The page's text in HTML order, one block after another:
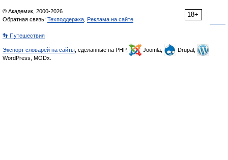
18+
© Академик, 2000-2026
Обратная связь: Техподдержка Реклама на сайте
👣 Путешествия
Экспорт словарей на сайты , сделанные на PHP, Joomla,
Drupal,
WordPress, MODx.